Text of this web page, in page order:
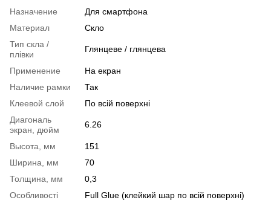
Назначение
Для смартфона
Материал
Скло
Тип скла /
плівки
Глянцеве / глянцева
Применение
На екран
Наличие рамки
Так
Клеевой слой
По всій поверхні
Диагональ
экран, дюйм
6.26
Высота, мм
151
Ширина, мм
70
Толщина, мм
0,3
Особливості
Full Glue (клейкий шар по всій поверхні)